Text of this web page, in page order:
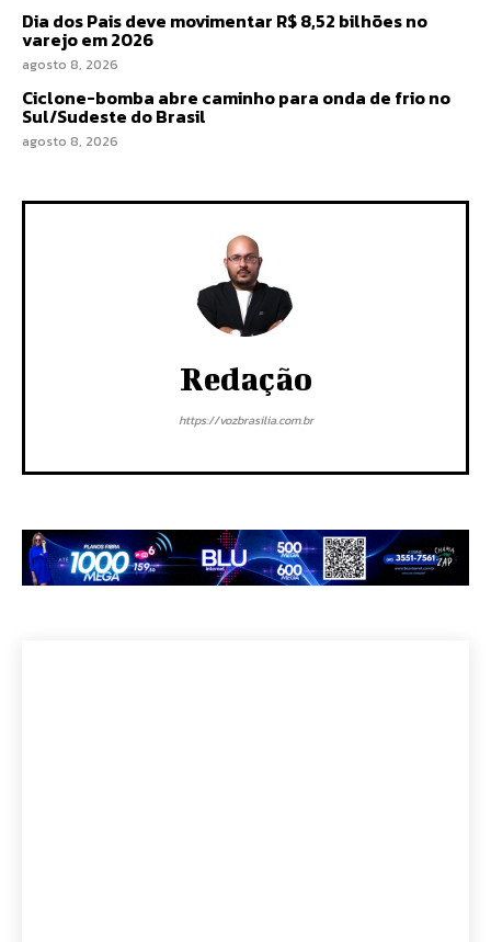
Dia dos Pais deve movimentar R$ 8,52 bilhões no
varejo em 2026
agosto 8, 2026
Ciclone-bomba abre caminho para onda de frio no
Sul/Sudeste do Brasil
agosto 8, 2026
Redação
https://vozbrasilia.com.br